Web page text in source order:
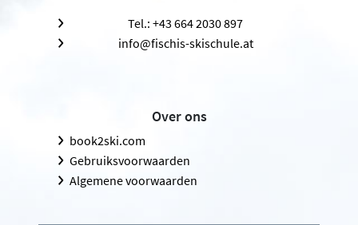
Tel.: +43 664 2030 897
info@fischis-skischule.at
Over ons
book2ski.com
Gebruiksvoorwaarden
Algemene voorwaarden